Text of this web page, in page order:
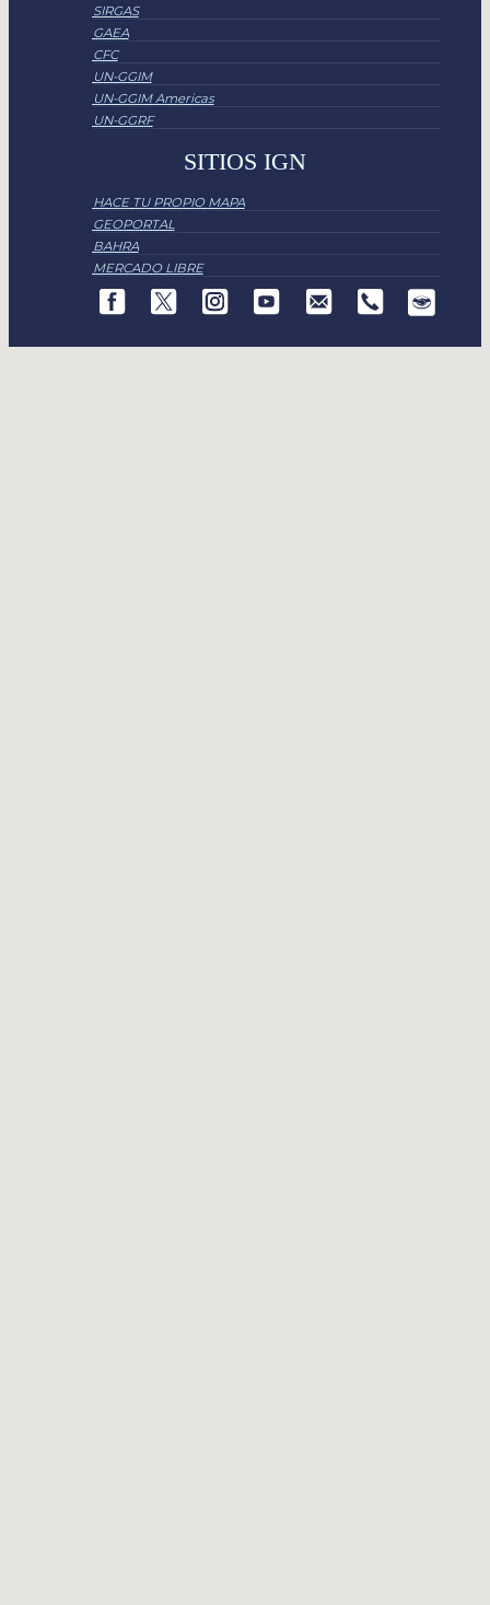
SIRGAS
GAEA
CFC
UN-GGIM
UN-GGIM Americas
UN-GGRF
SITIOS IGN
HACE TU PROPIO MAPA
GEOPORTAL
BAHRA
MERCADO LIBRE